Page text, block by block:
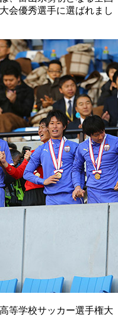
会優秀選手に選ばれまし
等学校サッカー選手権大